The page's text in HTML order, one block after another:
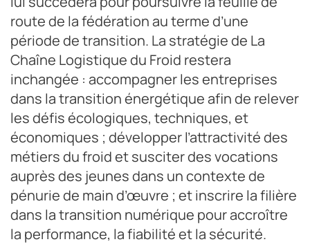
route de la fédération au terme d’une
période de transition. La stratégie de La
Chaîne Logistique du Froid restera
inchangée : accompagner les entreprises
dans la transition énergétique afin de relever
les défis écologiques, techniques, et
économiques ; développer l’attractivité des
métiers du froid et susciter des vocations
auprès des jeunes dans un contexte de
pénurie de main d’œuvre ; et inscrire la filière
dans la transition numérique pour accroître
la performance, la fiabilité et la sécurité.